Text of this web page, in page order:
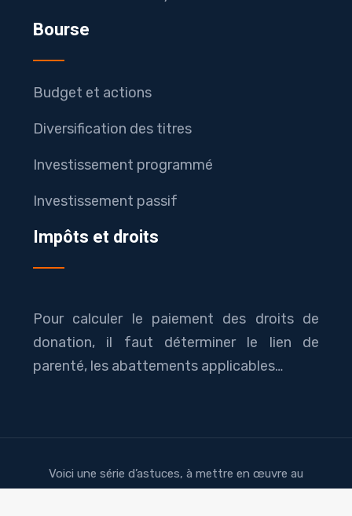
Bourse
Budget et actions
Diversification des titres
Investissement programmé
Investissement passif
Impôts et droits
Pour calculer le paiement des droits de
donation, il faut déterminer le lien de
parenté, les abattements applicables…
Voici une série d’astuces, à mettre en œuvre au